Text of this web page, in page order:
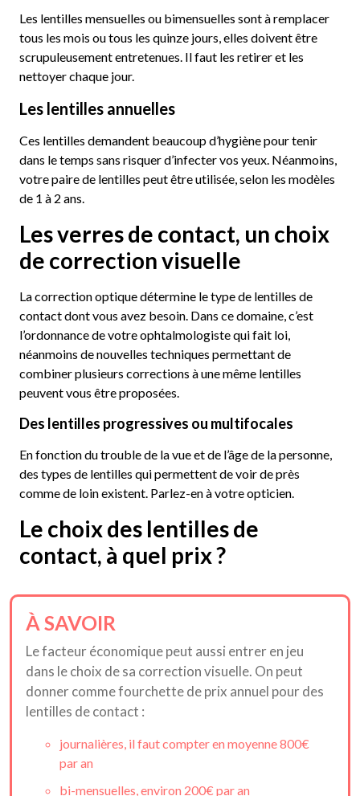
Les lentilles mensuelles ou bimensuelles sont à remplacer
tous les mois ou tous les quinze jours, elles doivent être
scrupuleusement entretenues. Il faut les retirer et les
nettoyer chaque jour.
Les lentilles annuelles
Ces lentilles demandent beaucoup d’hygiène pour tenir
dans le temps sans risquer d’infecter vos yeux. Néanmoins,
votre paire de lentilles peut être utilisée, selon les modèles
de 1 à 2 ans.
Les verres de contact, un choix
de correction visuelle
La correction optique détermine le type de lentilles de
contact dont vous avez besoin. Dans ce domaine, c’est
l’ordonnance de votre ophtalmologiste qui fait loi,
néanmoins de nouvelles techniques permettant de
combiner plusieurs corrections à une même lentilles
peuvent vous être proposées.
Des lentilles progressives ou multifocales
En fonction du trouble de la vue et de l’âge de la personne,
des types de lentilles qui permettent de voir de près
comme de loin existent. Parlez-en à votre opticien.
Le choix des lentilles de
contact, à quel prix ?
À SAVOIR
Le facteur économique peut aussi entrer en jeu
dans le choix de sa correction visuelle. On peut
donner comme fourchette de prix annuel pour des
lentilles de contact :
journalières, il faut compter en moyenne 800€
par an
bi-mensuelles, environ 200€ par an